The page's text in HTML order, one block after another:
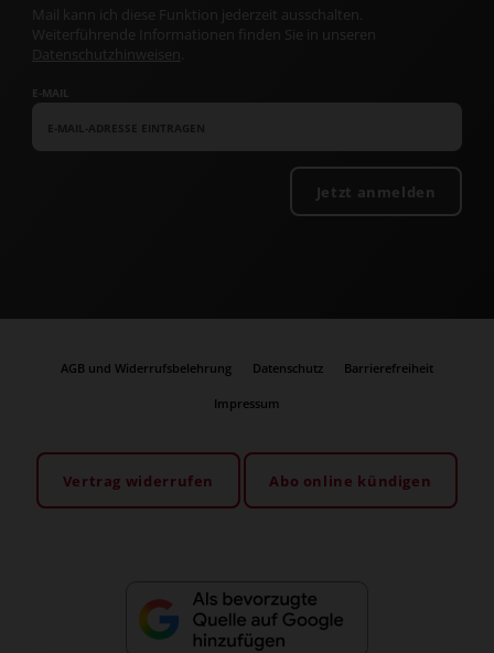
Mail kann ich diese Funktion jederzeit ausschalten.
Weiterführende Informationen finden Sie in unseren
Datenschutzhinweisen
E-MAIL
Jetzt anmelden
AGB und Widerrufsbelehrung Datenschutz Barrierefreiheit
Impressum
Vertrag widerrufen Abo online kündigen